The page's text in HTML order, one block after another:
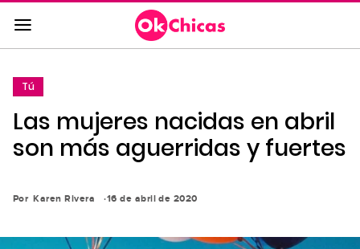
Saltar
al
contenido
la
navegación
Tú
Las mujeres nacidas en abril
son más aguerridas y fuertes
Por Karen Rivera 16 de abril de 2020